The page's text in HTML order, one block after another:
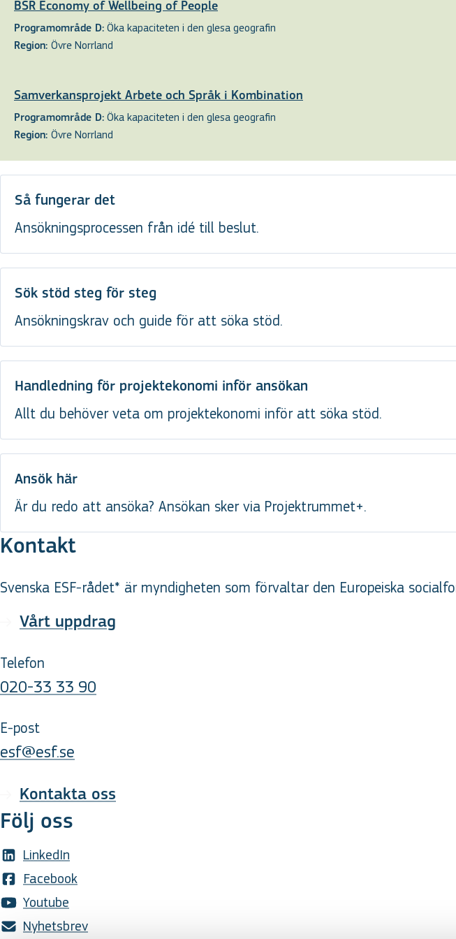
BSR Economy of Wellbeing of People
Programområde D: Öka kapaciteten i den glesa geografin
Region: Övre Norrland
Samverkansprojekt Arbete och Språk i Kombination
Programområde D: Öka kapaciteten i den glesa geografin
Region: Övre Norrland
Så fungerar det
Ansökningsprocessen från idé till beslut.
Sök stöd steg för steg
Ansökningskrav och guide för att söka stöd.
Handledning för projektekonomi inför ansökan
Allt du behöver veta om projektekonomi inför att söka stöd.
Ansök här
Är du redo att ansöka? Ansökan sker via Projektrummet+.
Kontakt
Svenska ESF-rådet* är myndigheten som förvaltar den Europeiska
Vårt uppdrag
Telefon
020-33 33 90
E-post
esf@esf.se
Kontakta oss
Följ oss
LinkedIn
Facebook
Youtube
Nyhetsbrev